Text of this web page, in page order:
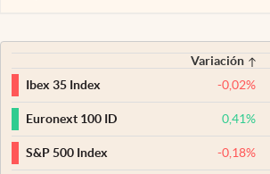
Variación
Ibex 35 Index
-0,02%
Euronext 100 ID 0,41%
S&P 500 Index -0,18%